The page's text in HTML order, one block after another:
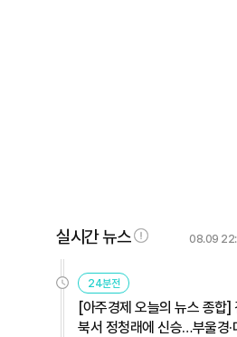
실시간 뉴스 08.09
24분전
[아주경제 오늘의 뉴스 종합]
북서 정청래에 신승…부울경·